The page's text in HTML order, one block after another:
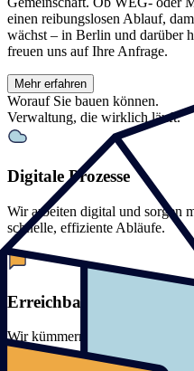
einen reibungslosen Ablauf,
wächst – in Berlin und darüber
freuen uns auf Ihre Anfrage.
Mehr erfahren
Worauf Sie bauen können.
Verwaltung, die wirklich läuft.
Digitale Prozesse
Wir arbeiten digital und sorgen
schnelle, effiziente Abläufe.
Erreichbarkeit
Wir kümmern uns um Ihre